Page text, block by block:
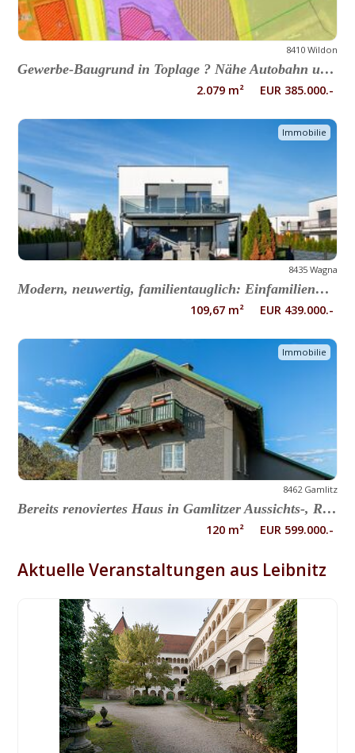
8410 Wildon
Gewerbe-Baugrund in Toplage ? Nähe Autobahn und Flughafen Graz Umgebung
2.079 m² EUR 385.000.-
Immobilie
8435 Wagna
Modern, neuwertig, familientauglich: Einfamilienhaus in Wagna zu verkaufen
109,67 m² EUR 439.000.-
Immobilie
8462 Gamlitz
Bereits renoviertes Haus in Gamlitzer Aussichts-, Ruhe- und Sonnenlage
120 m² EUR 599.000.-
Aktuelle Veranstaltungen aus Leibnitz